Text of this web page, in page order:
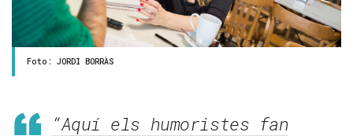
Foto: JORDI BORRÀS
“Aquí els humoristes fan